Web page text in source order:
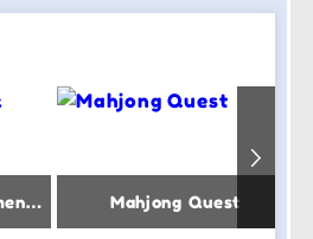
Mahjong 3d Dark Dimensions Mahjong Quest